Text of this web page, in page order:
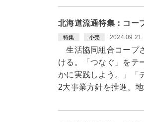
北海道流通特集：コ
特集 小売 2024.09.21
生活協同組合コープ
ける。「つなぐ」をテ
かに実践しよう。」「
2大事業方針を推進。